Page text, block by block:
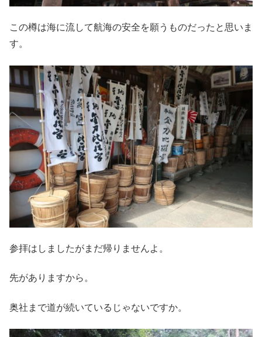
この樽は海に流して航海の安全を願うものだったと思いま
す。
参拝はしましたがまだ帰りませんよ。
先がありますから。
奥社まで道が続いているじゃないですか。